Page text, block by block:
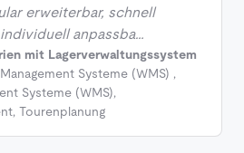
erweiterbar, schnell
anpassba…
mit Lagerverwaltungssystem
Systeme (WMS) ,
Systeme (WMS),
, Tourenplanung